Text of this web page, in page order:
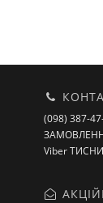
(098) 387-
Viber